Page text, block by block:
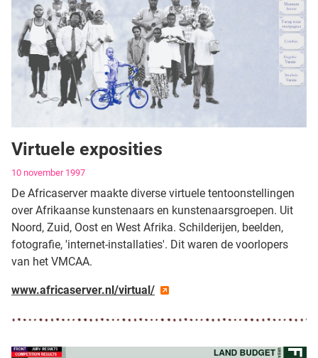
Virtuele exposities
Gegevens
10 november 1997
De Africaserver maakte diverse virtuele tentoonstellingen
over Afrikaanse kunstenaars en kunstenaarsgroepen. Uit
Noord, Zuid, Oost en West Afrika. Schilderijen, beelden,
fotografie, 'internet-installaties'. Dit waren de voorlopers
van het VMCAA.
www.africaserver.nl/virtual/